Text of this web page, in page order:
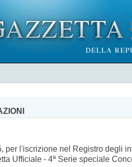
l'iscrizione nel Registro degli
Ufficiale - 4ª Serie speciale